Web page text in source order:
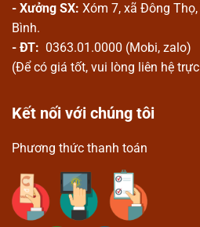
- Xưởng SX: Xóm 7, xã Đông
Bình.
- ĐT: 0363.01.0000 (Mobi, zalo)
(Để có giá tốt, vui lòng liên hệ
Kết nối với chúng tôi
Phương thức thanh toán